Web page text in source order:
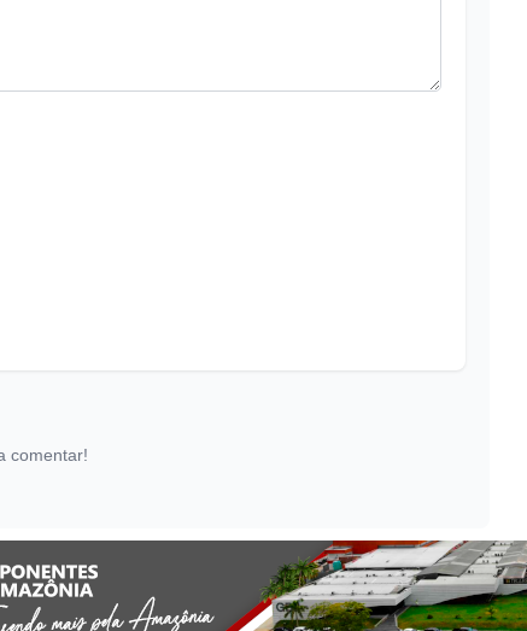
comentar!